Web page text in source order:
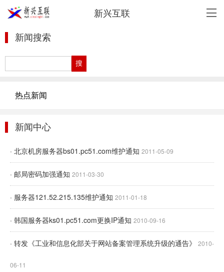
新兴互联
新闻搜索
热点新闻
新闻中心
· 北京机房服务器bs01.pc51.com维护通知 2011-05-09
· 邮局密码加强通知 2011-03-30
· 服务器121.52.215.135维护通知 2011-01-18
· 韩国服务器ks01.pc51.com更换IP通知 2010-09-16
· 转发《工业和信息化部关于网站备案管理系统升级的通告》 2010-
06-11